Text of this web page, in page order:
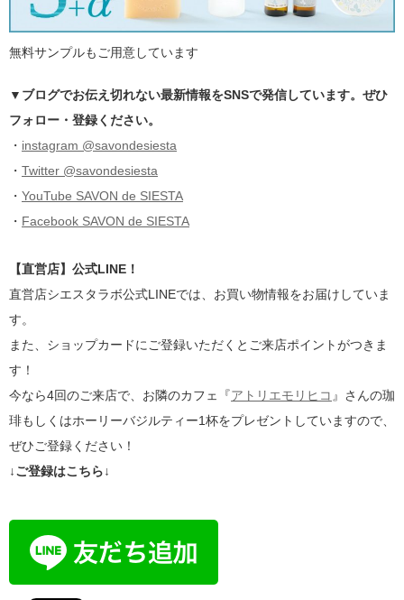
無料サンプルもご用意しています
▼ブログでお伝え切れない最新情報をSNSで発信しています。ぜひ
フォロー・登録ください。
・ instagram @savondesiesta
・ Twitter @savondesiesta
・ YouTube SAVON de SIESTA
・ Facebook SAVON de SIESTA
【直営店】公式LINE！
直営店シエスタラボ公式LINEでは、お買い物情報をお届けしていま
す。
また、ショップカードにご登録いただくとご来店ポイントがつきま
す！
今なら4回のご来店で、お隣のカフェ『アトリエモリヒコ 』さんの珈
琲もしくはホーリーバジルティー1杯をプレゼントしていますので、
ぜひご登録ください！
↓ご登録はこちら↓